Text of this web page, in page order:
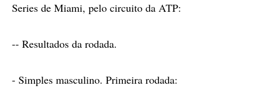
Series de Miami, pelo circuito da ATP:
-- Resultados da rodada.
- Simples masculino. Primeira rodada: